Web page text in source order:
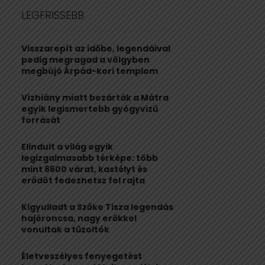
h
o
r
:
H
LEGFRISSEBB
Visszarepít az időbe, legendáival
pedig megragad a völgyben
megbújó Árpád-kori templom
Vízhiány miatt bezárták a Mátra
egyik legismertebb gyógyvizű
forrását
Elindult a világ egyik
legizgalmasabb térképe: több
mint 6600 várat, kastélyt és
erődöt fedezhetsz fel rajta
Kigyulladt a Szőke Tisza legendás
hajóroncsa, nagy erőkkel
vonultak a tűzoltók
Életveszélyes fenyegetést